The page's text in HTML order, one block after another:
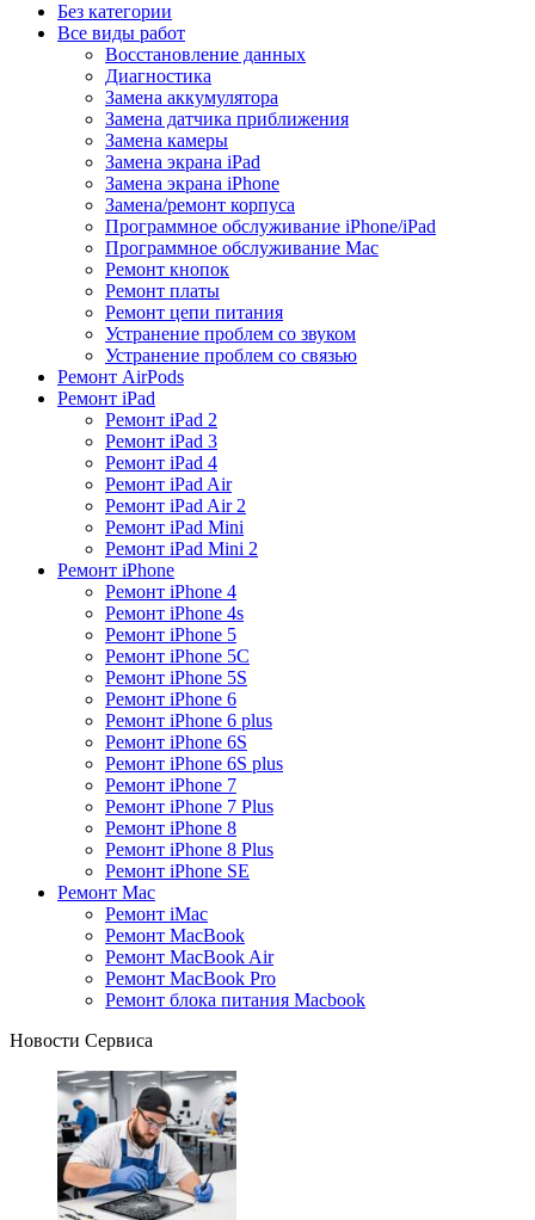
Без категории
Все виды работ
Восстановление данных
Диагностика
Замена аккумулятора
Замена датчика приближения
Замена камеры
Замена экрана iPad
Замена экрана iPhone
Замена/ремонт корпуса
Программное обслуживание iPhone/iPad
Программное обслуживание Mac
Ремонт кнопок
Ремонт платы
Ремонт цепи питания
Устранение проблем со звуком
Устранение проблем со связью
Ремонт AirPods
Ремонт iPad
Ремонт iPad 2
Ремонт iPad 3
Ремонт iPad 4
Ремонт iPad Air
Ремонт iPad Air 2
Ремонт iPad Mini
Ремонт iPad Mini 2
Ремонт iPhone
Ремонт iPhone 4
Ремонт iPhone 4s
Ремонт iPhone 5
Ремонт iPhone 5C
Ремонт iPhone 5S
Ремонт iPhone 6
Ремонт iPhone 6 plus
Ремонт iPhone 6S
Ремонт iPhone 6S plus
Ремонт iPhone 7
Ремонт iPhone 7 Plus
Ремонт iPhone 8
Ремонт iPhone 8 Plus
Ремонт iPhone SE
Ремонт Mac
Ремонт iMac
Ремонт MacBook
Ремонт MacBook Air
Ремонт MacBook Pro
Ремонт блока питания Macbook
Новости Сервиса